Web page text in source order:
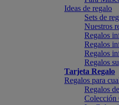
Ideas de regalo
Sets de
Nuestros
Regalos
Regalos
Regalos
Regalos
Tarjeta Regalo
Regalos para
Regalos
Colección